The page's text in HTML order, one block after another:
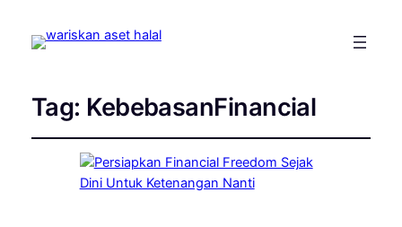
Tag: KebebasanFinancial